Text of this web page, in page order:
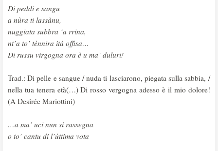
Di peddi e sangu
a nùra ti lassànu,
nuggiata subbra ‘a rrina,
nt’a to’ tènnira ità offisa…
Di russu virgogna ora è u ma’ duluri!
Trad.: Di pelle e sangue / nuda ti lasciarono, piegata sulla sabbia, /
nella tua tenera età(…) Di rosso vergogna adesso è il mio dolore!
(A Desirée Mariottini)
…a ma’ uci nun si rassegna
o to’ cantu di l’ùttima vota